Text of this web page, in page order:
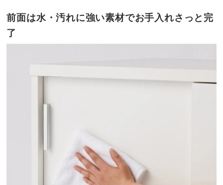
前面は水・汚れに強い素材でお手入れさっと完
了